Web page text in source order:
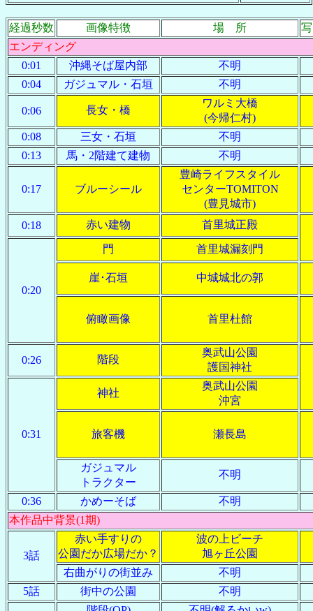
経過秒数 画像特徴 場 所
エンディング
0:01
沖縄そば屋内部
不明
0:04
ガジュマル・石垣 不明
0:06 長女・橋
ワルミ大橋
(今帰仁村)
0:08
三女・石垣
不明
0:13
馬・2階建て建物 不明
0:17 ブルーシール
豊崎ライフスタイル
センターTOMITON
(豊見城市)
0:18
赤い建物 首里城正殿
0:20
門 首里城漏刻門
崖･石垣 中城城北の郭
俯瞰画像 首里杜館
0:26 階段
奥武山公園
護国神社
0:31
神社
奥武山公園
沖宮
旅客機 瀬長島
ガジュマル
トラクター
不明
0:36 かめーそば
不明
本作品中背景(1期)
3話
赤い手すりの
公園だか広場だか？
波の上ビーチ
旭ヶ丘公園
右曲がりの街並み
不明
5話
街中の公園 不明